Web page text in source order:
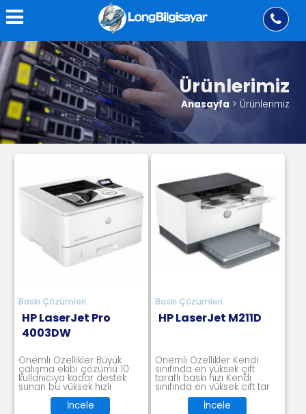
Ürünlerimiz
Anasayfa > Ürünlerimiz
Baskı Çözümleri
HP LaserJet Pro
4003DW
Önemli Özellikler Büyük
çalışma ekibi çözümü 10
kullanıcıya kadar destek
sunan bu yüksek hızlı
yazıcıyla dinam
İncele
Baskı Çözümleri
HP LaserJet M211D
Önemli Özellikler Kendi
sınıfında en yüksek çift
taraflı baskı hızı Kendi
sınıfında en yüksek çift tar
İncele